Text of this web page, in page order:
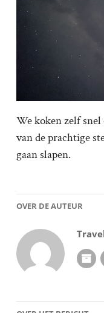
We koken zelf
van de prachtige
gaan slapen.
OVER DE AUTEUR